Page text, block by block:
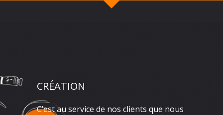
CRÉATION
C’est au service de nos clients que nous